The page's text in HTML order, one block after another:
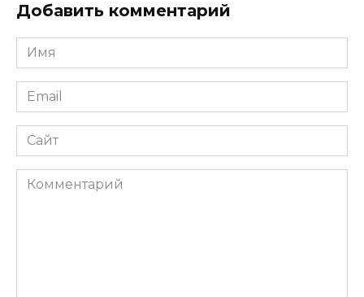
Добавить комментарий
Имя
Email
Сайт
Комментарий